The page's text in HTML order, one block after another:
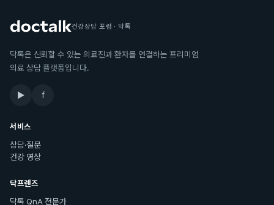
건강상담 포럼 · 닥톡
닥톡은 신뢰할 수 있는 의료진과 환자를 연결하는 프리미엄
의료 상담 플랫폼입니다.
▶ f
서비스
상담·질문
건강 영상
닥프렌즈
닥톡 QnA 전문가